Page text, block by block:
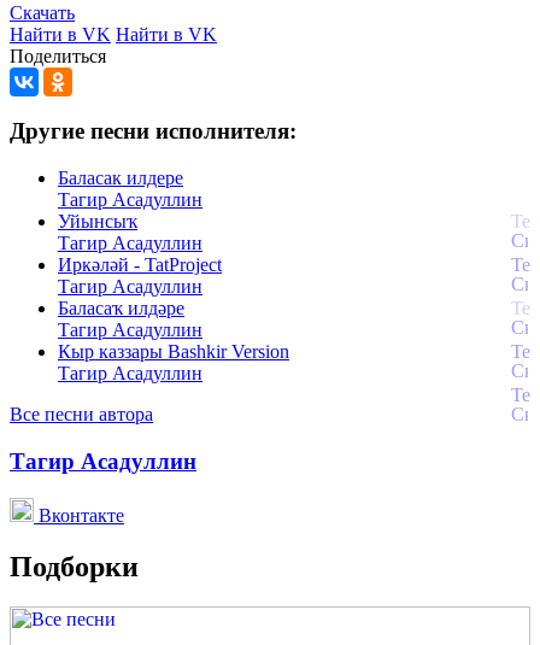
Скачать
Найти в VK Найти в VK
Поделиться
Другие песни исполнителя:
Баласак илдере
Тагир Асадуллин
Уйынсыҡ
Тагир Асадуллин
Иркәләй - TatProject
Тагир Асадуллин
Баласаҡ илдәре
Тагир Асадуллин
Кыр каззары Bashkir Version
Тагир Асадуллин
Все песни автора
Тагир Асадуллин
Вконтакте
Подборки